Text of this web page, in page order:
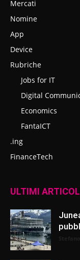
Mercati
Nomine
App
Device
Rubriche
Jobs for IT
Digital
Economics
FantaICT
.ing
FinanceTech
ULTIMI